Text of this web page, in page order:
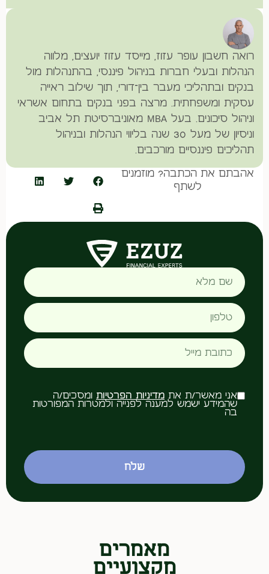
רואה חשבון עופר עזוז, מייסד עזוז יועצים, מלווה
הנהלות ובעלי חברות בניהול פיננסי, בהתנהלות מול
בנקים ובתהליכי מעבר בין־דורי, תוך שילוב ראייה
עסקית ומשפחתית. מרצה בפני בנקים בתחום אשראי
וניהול סיכונים. בעל MBA מאוניברסיטת תל אביב
וניסיון של מעל 30 שנה בליווי הנהלות ובניהול
תהליכים פיננסיים מורכבים.
אהבתם את הכתבה? מוזמנים
לשתף
אני מאשר/ת את מדיניות הפרטיות ומסכים/ה
שהמידע ישמש למענה לפנייה ולמטרות המפורטות
בה
שלח
מאמרים
מקצועיים